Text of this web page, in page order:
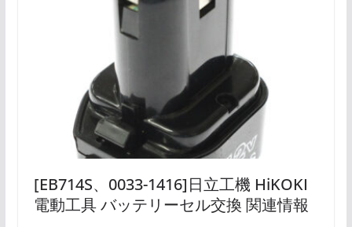
[EB714S、0033-1416]日立工機 HiKOKI
電動工具 バッテリーセル交換 関連情報